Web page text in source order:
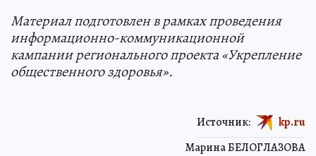
Материал подготовлен в рамках проведения
информационно-коммуникационной
кампании регионального проекта «Укрепление
общественного здоровья».
Марина БЕЛОГЛАЗОВА
Источник: kp.ru